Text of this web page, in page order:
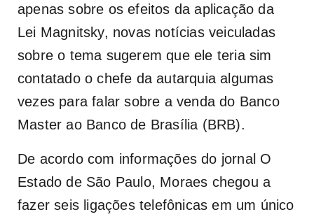
apenas sobre os efeitos da aplicação da
Lei Magnitsky, novas notícias veiculadas
sobre o tema sugerem que ele teria sim
contatado o chefe da autarquia algumas
vezes para falar sobre a venda do Banco
Master ao Banco de Brasília (BRB).
De acordo com informações do jornal O
Estado de São Paulo, Moraes chegou a
fazer seis ligações telefônicas em um único